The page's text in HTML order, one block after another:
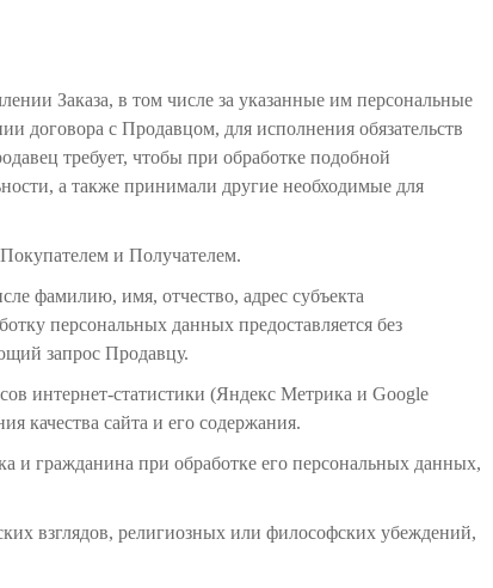
Заказа, в том числе за указанные им персональные
договора с Продавцом, для исполнения обязательств
требует, чтобы при обработке подобной
а также принимали другие необходимые для
и Получателем.
фамилию, имя, отчество, адрес субъекта
персональных данных предоставляется без
запрос Продавцу.
интернет-статистики (Яндекс Метрика и Google
качества сайта и его содержания.
и гражданина при обработке его персональных данных,
взглядов, религиозных или философских убеждений,